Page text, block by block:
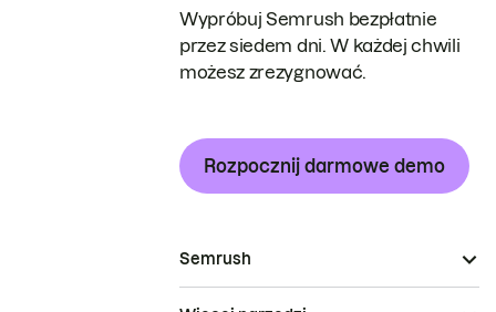
Wypróbuj Semrush bezpłatnie
przez siedem dni. W każdej chwili
możesz zrezygnować.
Rozpocznij darmowe demo
Semrush